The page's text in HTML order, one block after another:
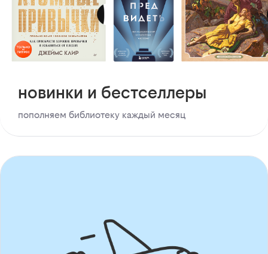
новинки и бестселлеры
пополняем библиотеку каждый месяц